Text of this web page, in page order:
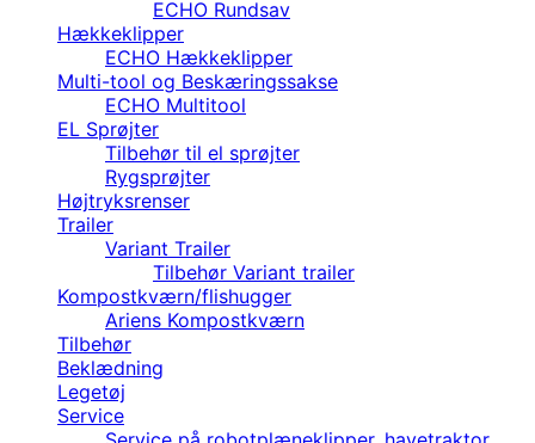
ECHO Rundsav
Hækkeklipper
ECHO Hækkeklipper
Multi-tool og Beskæringssakse
ECHO Multitool
EL Sprøjter
Tilbehør til el sprøjter
Rygsprøjter
Højtryksrenser
Trailer
Variant Trailer
Tilbehør Variant trailer
Kompostkværn/flishugger
Ariens Kompostkværn
Tilbehør
Beklædning
Legetøj
Service